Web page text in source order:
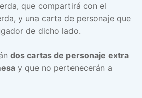
que compartirá con el
y una carta de personaje que
de dicho lado.
dos cartas de personaje extra
y que no pertenecerán a